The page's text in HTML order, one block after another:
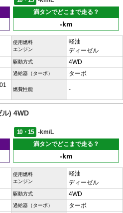
満タンでどこまで走る？
-km
使用燃料
エンジン
軽油
ディーゼル
駆動方式 4WD
過給器（ターボ） ターボ
燃費性能 -
ル) 4WD
10・15
-km/L
満タンでどこまで走る？
-km
使用燃料
エンジン
軽油
ディーゼル
駆動方式 4WD
過給器（ターボ） ターボ